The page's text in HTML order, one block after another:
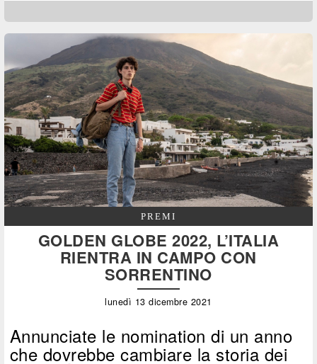
PREMI
GOLDEN GLOBE 2022, L’ITALIA
RIENTRA IN CAMPO CON
SORRENTINO
lunedì 13 dicembre 2021
Annunciate le nomination di un anno
che dovrebbe cambiare la storia dei